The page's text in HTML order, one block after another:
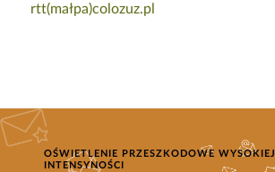
rtt(małpa)colozuz.pl
OŚWIETLENIE PRZESZKODOWE WYSOKIEJ
INTENSYNOŚCI